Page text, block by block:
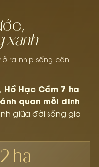
xanh
ra nhịp sống cân
, Hồ Hạc Cầm 7 ha
quan mỗi dinh
giữa đời sống gia
ha